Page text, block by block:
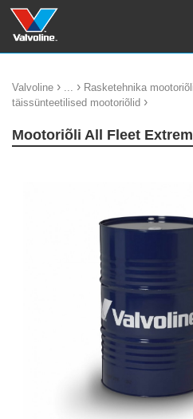
Valvoline › ... › Rasketehnika
täissünteetilised mootoriõlid ›
Mootoriõli All Fleet